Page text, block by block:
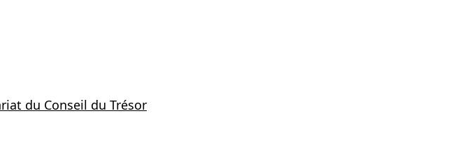
du Conseil du Trésor